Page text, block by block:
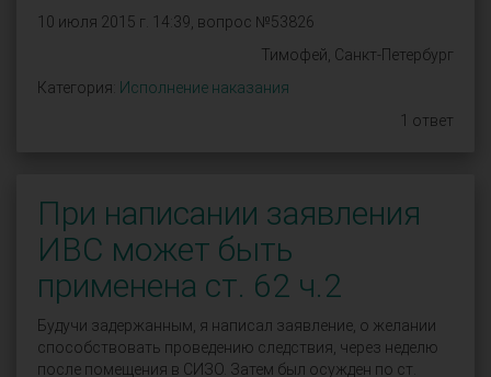
10 июля 2015 г. 14:39, вопрос №53826
Тимофей, Санкт-Петербург
Категория: Исполнение наказания
1 ответ
При написании заявления
ИВС может быть
применена ст. 62 ч.2
Будучи задержанным, я написал заявление, о желании
способствовать проведению следствия, через неделю
после помещения в СИЗО. Затем был осужден по ст.